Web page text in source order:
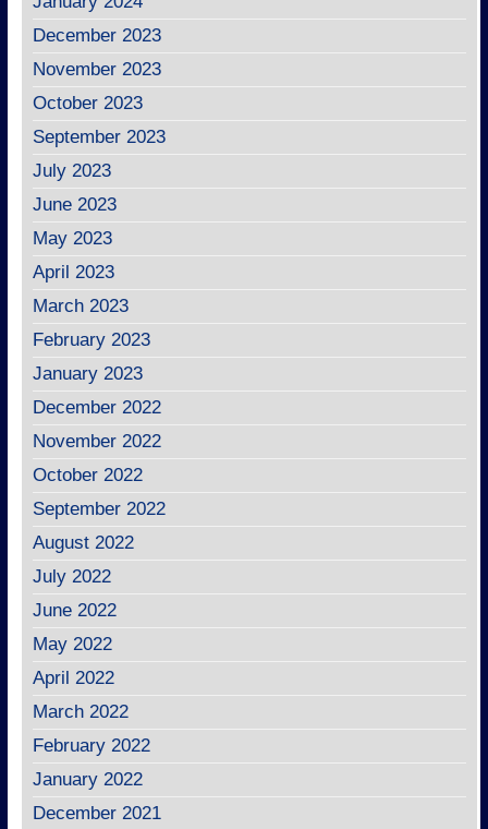
December 2023
November 2023
October 2023
September 2023
July 2023
June 2023
May 2023
April 2023
March 2023
February 2023
January 2023
December 2022
November 2022
October 2022
September 2022
August 2022
July 2022
June 2022
May 2022
April 2022
March 2022
February 2022
January 2022
December 2021